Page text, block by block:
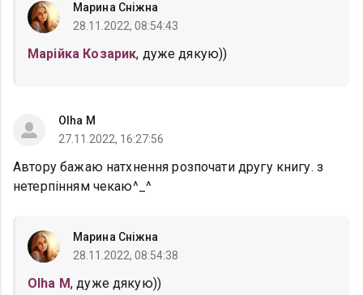
Марина Сніжна
28.11.2022, 08:54:43
Марійка Козарик, дуже дякую))
Olha M
27.11.2022, 16:27:56
Автору бажаю натхнення розпочати другу книгу. з
нетерпінням чекаю^⁠_⁠^
Марина Сніжна
28.11.2022, 08:54:38
Olha M, дуже дякую))